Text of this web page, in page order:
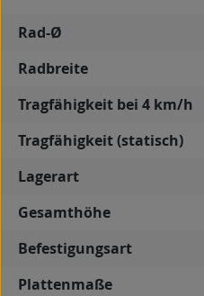
Rad-Ø
Radbreite
Tragfähigkeit bei 4 km/h
Tragfähigkeit (statisch)
Lagerart
Gesamthöhe
Befestigungsart
Plattenmaße